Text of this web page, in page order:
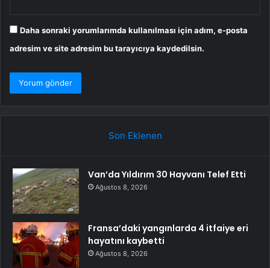
Daha sonraki yorumlarımda kullanılması için adım, e-posta
adresim ve site adresim bu tarayıcıya kaydedilsin.
Son Eklenen
Van’da Yıldırım 30 Hayvanı Telef Etti
Ağustos 8, 2026
Fransa’daki yangınlarda 4 itfaiye eri
hayatını kaybetti
Ağustos 8, 2026